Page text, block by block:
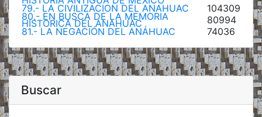
79.- LA CIVILIZACION DEL ANAHUAC
104309
80.- EN BUSCA DE LA MEMORIA
HISTORICA DEL ANAHUAC
80994
81.- LA NEGACIÓN DEL ANÁHUAC
74036
Buscar